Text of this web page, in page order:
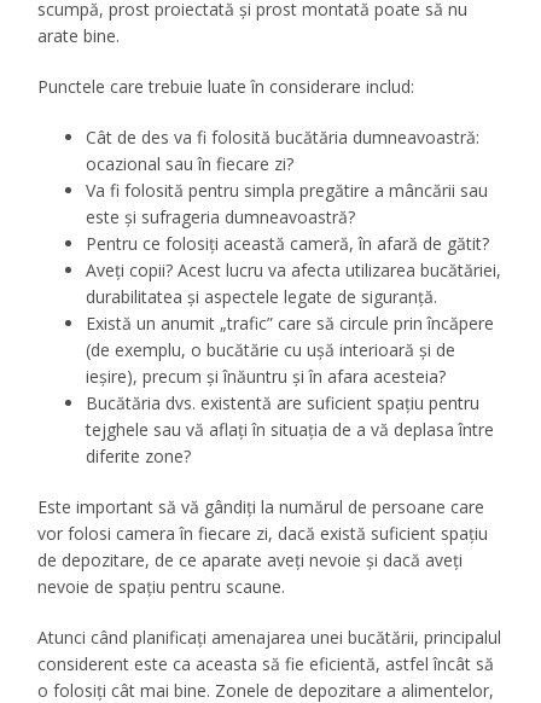
scumpă, prost proiectată și prost montată poate să nu
arate bine.
Punctele care trebuie luate în considerare includ:
Cât de des va fi folosită bucătăria dumneavoastră:
ocazional sau în fiecare zi?
Va fi folosită pentru simpla pregătire a mâncării sau
este și sufrageria dumneavoastră?
Pentru ce folosiți această cameră, în afară de gătit?
Aveți copii? Acest lucru va afecta utilizarea bucătăriei,
durabilitatea și aspectele legate de siguranță.
Există un anumit „trafic” care să circule prin încăpere
(de exemplu, o bucătărie cu ușă interioară și de
ieșire), precum și înăuntru și în afara acesteia?
Bucătăria dvs. existentă are suficient spațiu pentru
tejghele sau vă aflați în situația de a vă deplasa între
diferite zone?
Este important să vă gândiți la numărul de persoane care
vor folosi camera în fiecare zi, dacă există suficient spațiu
de depozitare, de ce aparate aveți nevoie și dacă aveți
nevoie de spațiu pentru scaune.
Atunci când planificați amenajarea unei bucătării, principalul
considerent este ca aceasta să fie eficientă, astfel încât să
o folosiți cât mai bine. Zonele de depozitare a alimentelor,